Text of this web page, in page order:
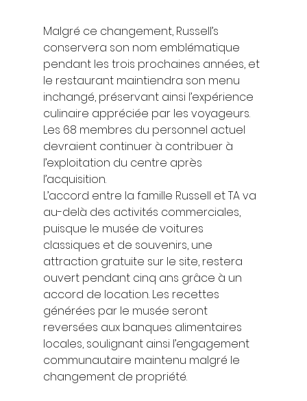
Malgré ce changement, Russell’s
conservera son nom emblématique
pendant les trois prochaines années, et
le restaurant maintiendra son menu
inchangé, préservant ainsi l’expérience
culinaire appréciée par les voyageurs.
Les 68 membres du personnel actuel
devraient continuer à contribuer à
l’exploitation du centre après
l’acquisition.
L’accord entre la famille Russell et TA va
au-delà des activités commerciales,
puisque le musée de voitures
classiques et de souvenirs, une
attraction gratuite sur le site, restera
ouvert pendant cinq ans grâce à un
accord de location. Les recettes
générées par le musée seront
reversées aux banques alimentaires
locales, soulignant ainsi l’engagement
communautaire maintenu malgré le
changement de propriété.